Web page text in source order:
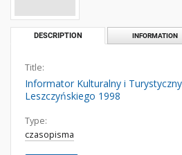
DESCRIPTION INFORMATION
Title:
Informator Kulturalny i
Leszczyńskiego 1998
Type:
czasopisma